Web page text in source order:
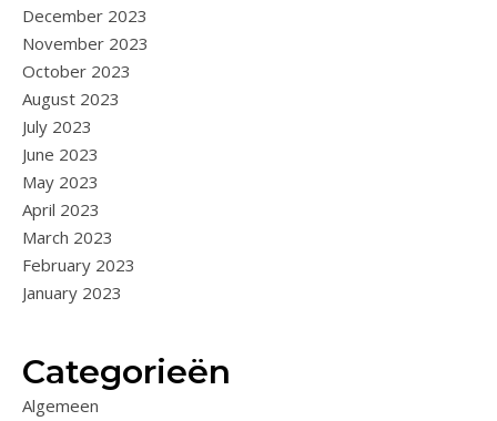
December 2023
November 2023
October 2023
August 2023
July 2023
June 2023
May 2023
April 2023
March 2023
February 2023
January 2023
Categorieën
Algemeen